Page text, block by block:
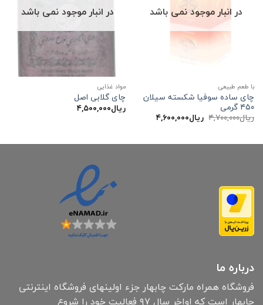
در انبار موجود نمی باشد
با طعم طبیعی
چای ساده سوفیا شکسته سیلان
۴۵۰ گرمی
ریال۴,۷۰۰,۰۰۰ قیمت
اصلی:
ریال۴,۶۰۰,۰۰۰قیمت
فعلی:
در انبار موجود نمی باشد
مواد غذایی
چای گلابی اصل
ریال۴,۵۰۰,۰۰۰
درباره ما
فروشگاه همراه مارکت چابهار جزء اولینهای فروشگاه اینترنتی
چابهار است که اواخر سال ۹۷ فعالیت خود را شروع